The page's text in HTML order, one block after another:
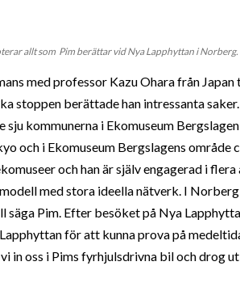
allt som Pim berättar vid Nya Lapphyttan i Norberg.
med professor Kazu Ohara från Japan
stoppen berättade han intressanta
kommunerna i Ekomuseum
och i Ekomuseum Bergslagens område
och han är själv engagerad i
med stora ideella nätverk. I
säga Pim. Efter besöket på Nya
för att kunna prova på
in oss i Pims fyrhjulsdrivna bil och drog